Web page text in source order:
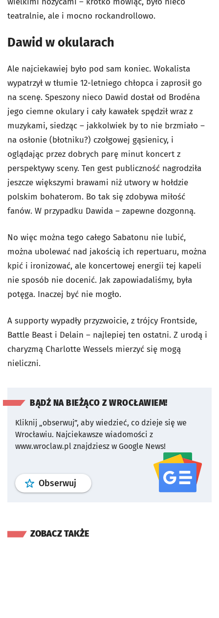
teatralnie, ale i mocno rockandrollowo.
Dawid w okularach
Ale najciekawiej było pod sam koniec. Wokalista
wypatrzył w tłumie 12-letniego chłopca i zaprosił go
na scenę. Speszony nieco Dawid dostał od Brodéna
jego ciemne okulary i cały kawałek spędził wraz z
muzykami, siedząc – jakkolwiek by to nie brzmiało –
na osłonie (błotniku?) czołgowej gąsienicy, i
oglądając przez dobrych parę minut koncert z
perspektywy sceny. Ten gest publiczność nagrodziła
jeszcze większymi brawami niż utwory w hołdzie
polskim bohaterom. Bo tak się zdobywa miłość
fanów. W przypadku Dawida – zapewne dozgonną.
No więc można tego całego Sabatonu nie lubić,
można ubolewać nad jakością ich repertuaru, można
kpić i ironizować, ale koncertowej energii tej kapeli
nie sposób nie docenić. Jak zapowiadaliśmy, była
potęga. Inaczej być nie mogło.
A supporty wypadły przyzwoicie, z trójcy Frontside,
Battle Beast i Delain – najlepiej ten ostatni. Z urodą i
charyzmą Charlotte Wessels mierzyć się mogą
nieliczni.
BĄDŹ NA BIEŻĄCO Z WROCŁAWIEM!
Kliknij „obserwuj”, aby wiedzieć, co dzieje się we
Wrocławiu. Najciekawsze wiadomości z
www.wroclaw.pl znajdziesz w Google News!
Obserwuj profil serwisu
ZOBACZ TAKŻE